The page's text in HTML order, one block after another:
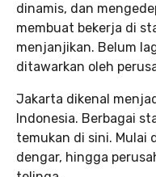
dinamis, dan
membuat bekerja di
menjanjikan. Belum
ditawarkan oleh
Jakarta dikenal
Indonesia. Berbagai
temukan di sini. Mulai
dengar, hingga